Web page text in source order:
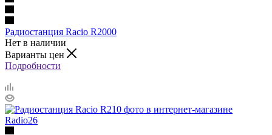
Радиостанция Racio R2000
Нет в наличии
Варианты цен
Подробности